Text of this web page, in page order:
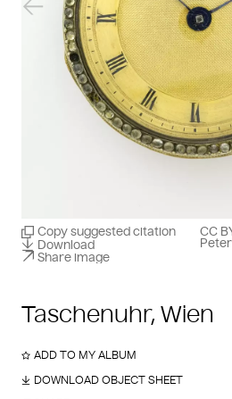
Taschenuhr, Wien
Copy suggested citation
Download
Share image
CC
Previous slide
ADD TO MY ALBUM
DOWNLOAD OBJECT SHEET